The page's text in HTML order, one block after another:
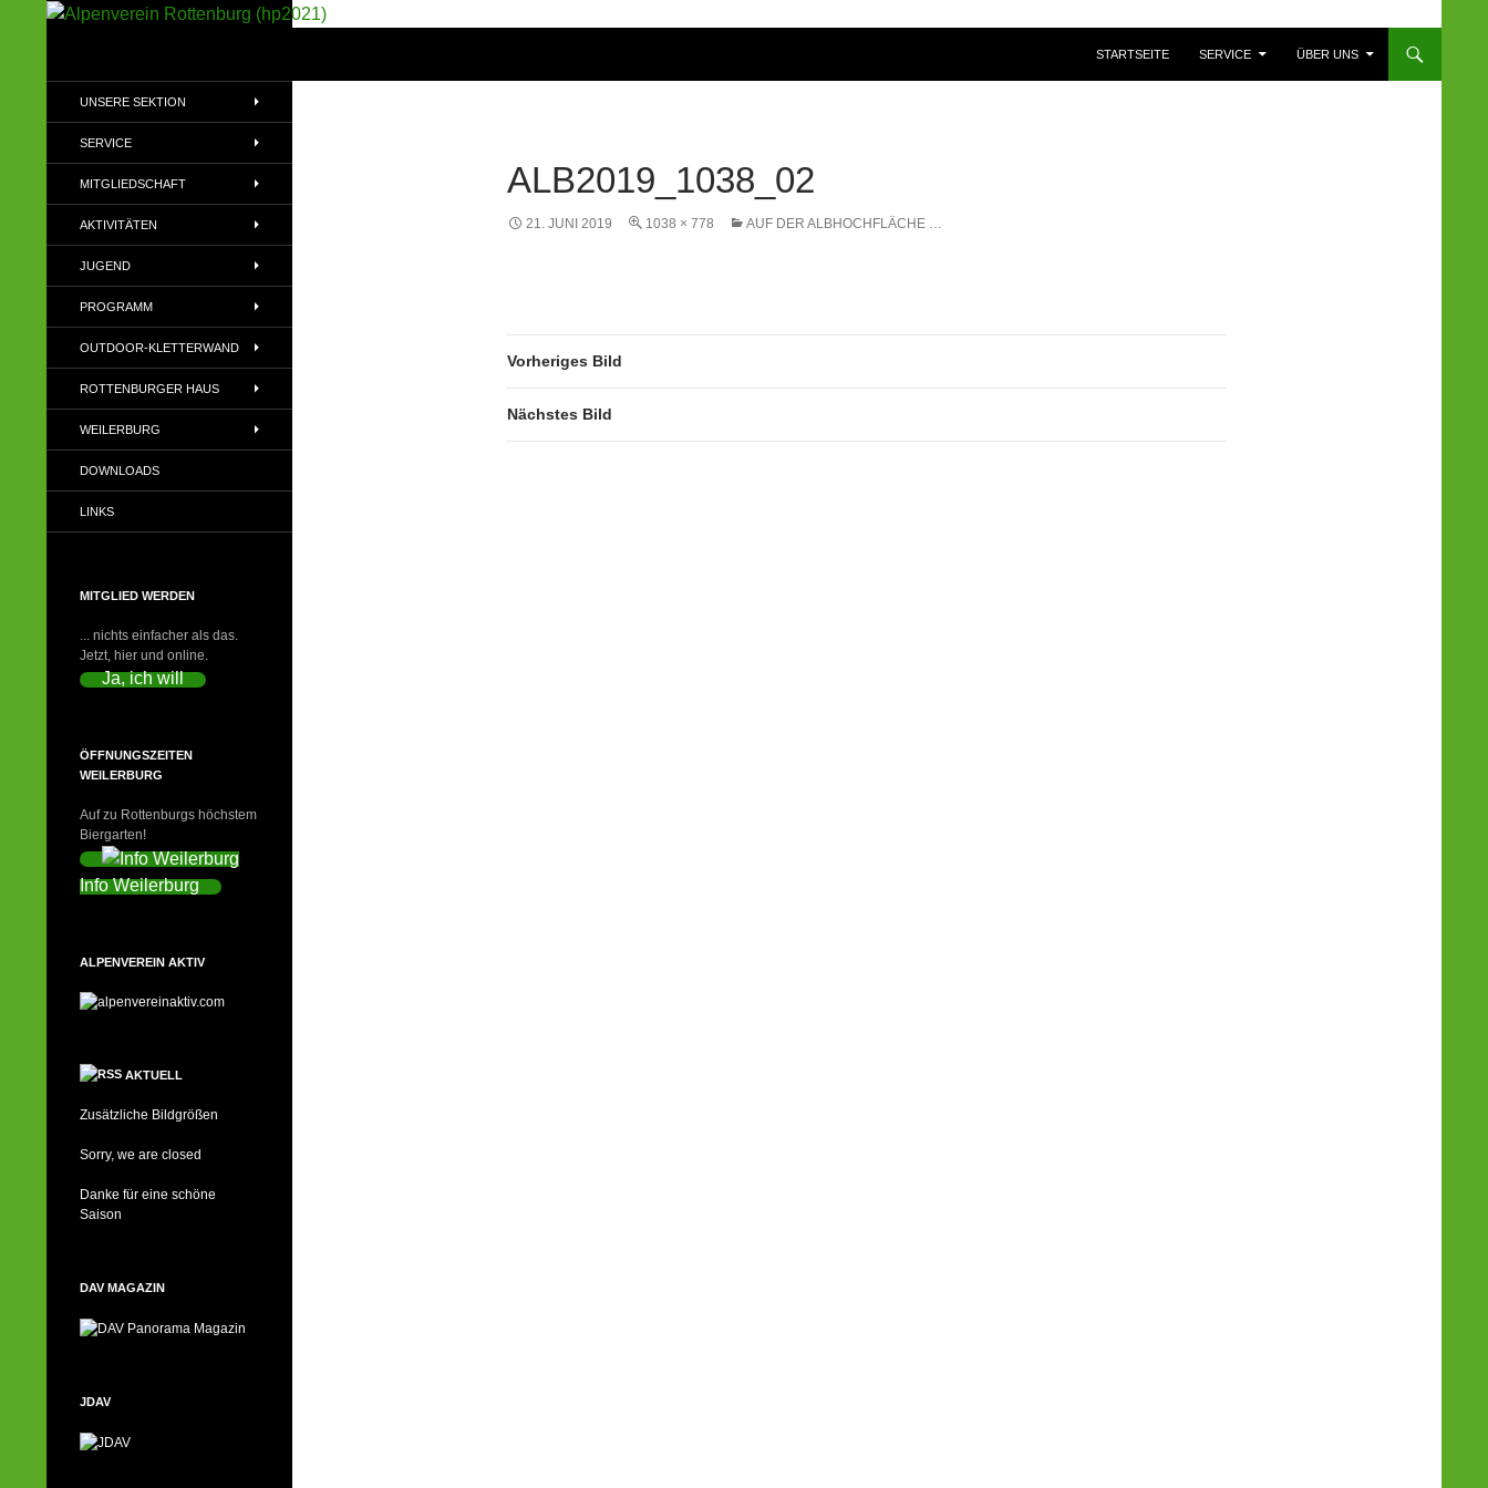
STARTSEITE
SERVICE ÜBER UNS
ALB2019_1038_02
21. JUNI 2019 1038 × 778 AUF DER ALBHOCHFLÄCHE …
Vorheriges Bild
Nächstes Bild
(DAV)
UNSERE SEKTION
SERVICE
MITGLIEDSCHAFT
AKTIVITÄTEN
JUGEND
PROGRAMM
OUTDOOR-KLETTERWAND
ROTTENBURGER HAUS
WEILERBURG
DOWNLOADS
LINKS
MITGLIED WERDEN
... nichts einfacher als das.
Jetzt, hier und online.
Ja, ich will
ÖFFNUNGSZEITEN
WEILERBURG
Auf zu Rottenburgs höchstem
Biergarten!
Info Weilerburg
ALPENVEREIN AKTIV
AKTUELL
Zusätzliche Bildgrößen
Sorry, we are closed
Danke für eine schöne
Saison
DAV MAGAZIN
JDAV